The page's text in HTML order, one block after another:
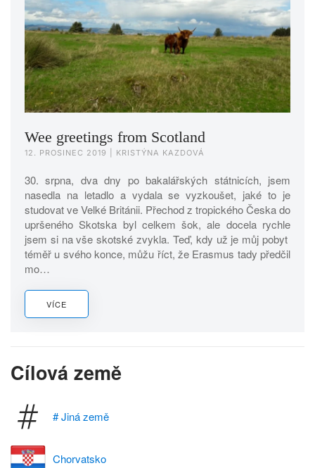
Wee greetings from Scotland
12. PROSINEC 2019 | KRISTÝNA KAZDOVÁ
30. srpna, dva dny po bakalářských státnicích, jsem
nasedla na letadlo a vydala se vyzkoušet, jaké to je
studovat ve Velké Británii. Přechod z tropického Česka do
upršeného Skotska byl celkem šok, ale docela rychle
jsem si na vše skotské zvykla. Teď, kdy už je můj pobyt
téměř u svého konce, můžu říct, že Erasmus tady předčil
mo…
VÍCE
Cílová země
# Jiná země
Chorvatsko